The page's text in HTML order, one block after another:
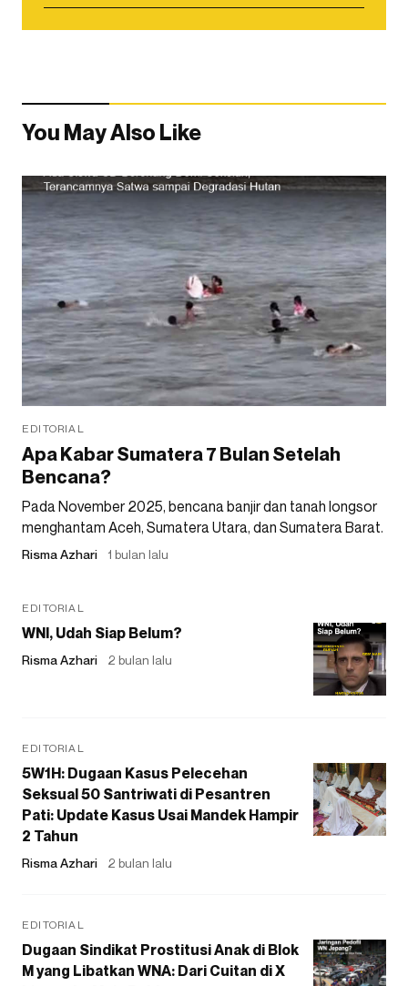
You May Also Like
EDITORIAL
Apa Kabar Sumatera 7 Bulan Setelah
Bencana?
Pada November 2025, bencana banjir dan tanah longsor
menghantam Aceh, Sumatera Utara, dan Sumatera Barat.
Risma Azhari 1 bulan lalu
EDITORIAL
WNI, Udah Siap Belum?
Risma Azhari 2 bulan lalu
EDITORIAL
5W1H: Dugaan Kasus Pelecehan
Seksual 50 Santriwati di Pesantren
Pati: Update Kasus Usai Mandek Hampir
2 Tahun
Risma Azhari 2 bulan lalu
EDITORIAL
Dugaan Sindikat Prostitusi Anak di Blok
M yang Libatkan WNA: Dari Cuitan di X